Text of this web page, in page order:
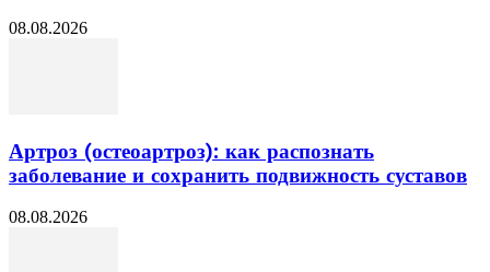
08.08.2026
Артроз (остеоартроз): как распознать
заболевание и сохранить подвижность суставов
08.08.2026